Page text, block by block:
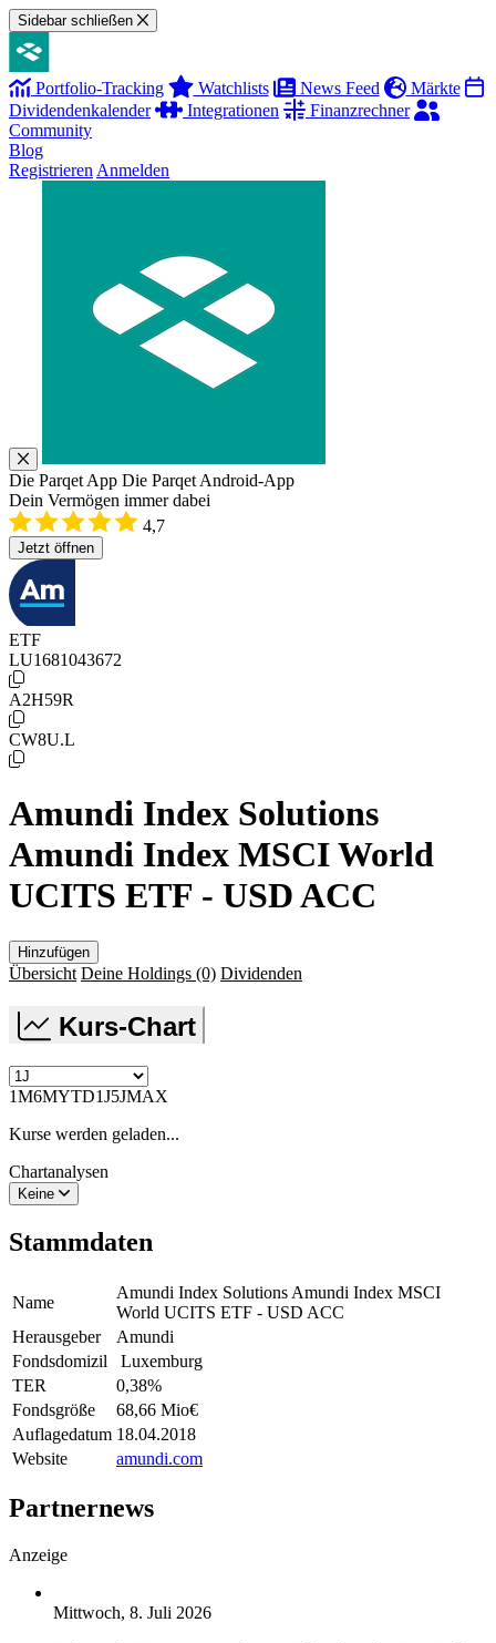
Sidebar schließen
Portfolio-Tracking Watchlists News Feed
Märkte
Dividendenkalender
Integrationen
Finanzrechner
Community
Blog
Registrieren Anmelden
Die Parqet App Die Parqet Android-App
Dein Vermögen immer dabei
4,7
Jetzt öffnen
ETF
LU1681043672
A2H59R
CW8U.L
Amundi Index Solutions
Amundi Index MSCI World
UCITS ETF - USD ACC
Hinzufügen
Übersicht Deine Holdings (0) Dividenden
Kurs-Chart
1M6MYTD1J5JMAX
Kurse werden geladen...
Chartanalysen
Keine
Stammdaten
Name
Amundi Index Solutions Amundi Index MSCI
World UCITS ETF - USD ACC
Herausgeber
Amundi
Fondsdomizil
Luxemburg
TER
0,38%
Fondsgröße
68,66 Mio€
Auflagedatum 18.04.2018
Website
amundi.com
Partnernews
Anzeige
Mittwoch, 8. Juli 2026